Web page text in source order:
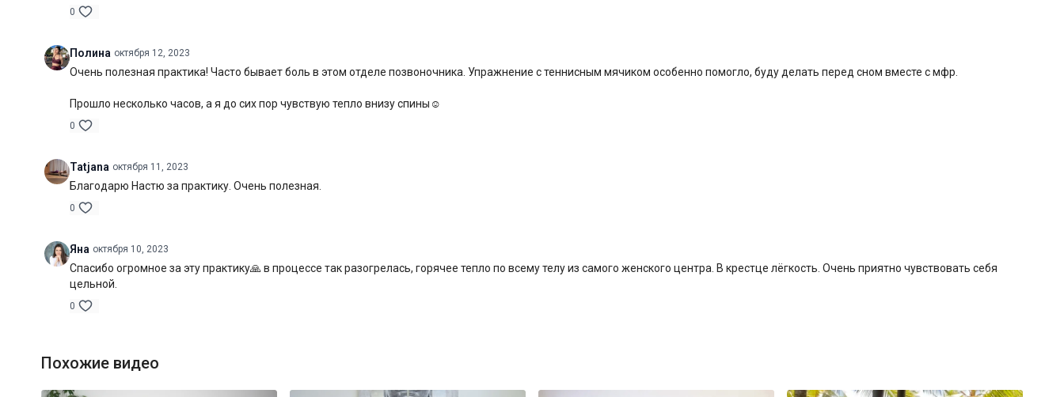
0
Полина октября 12, 2023
Очень полезная практика! Часто бывает боль в этом отделе позвоночника. Упражнение с теннисным мячиком особенно помогло, буду делать перед сном вместе с мфр.
Прошло несколько часов, а я до сих пор чувствую тепло внизу спины☺️
0
Tatjana октября 11, 2023
Благодарю Настю за практику. Очень полезная.
0
Яна октября 10, 2023
Спасибо огромное за эту практику🙏 в процессе так разогрелась, горячее тепло по всему телу из самого женского центра. В крестце лёгкость. Очень приятно чувствовать себя
цельной.
0
Похожие видео